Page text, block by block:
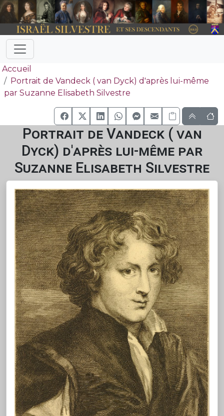
Accueil
Portrait de Vandeck ( van Dyck) d'après lui-même
par Suzanne Elisabeth Silvestre
Portrait de Vandeck ( van
Dyck) d'après lui-même par
Suzanne Elisabeth Silvestre